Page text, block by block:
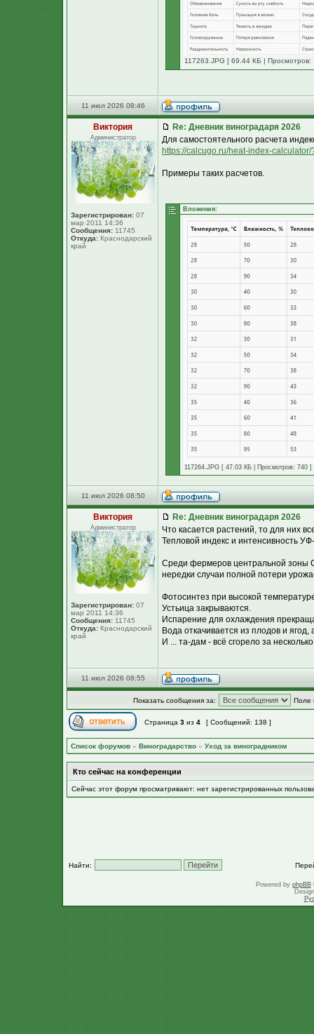
117263.JPG [ 69.44 КБ | Просмотров:
11 июл 2026 08:46
Виктория
Администратор
Зарегистрирован: 07
мар 2011 14:36
Сообщения: 11745
Откуда: Краснодарский
край
Re: Дневник виноградаря 2026
Для самостоятельного расчета
https://calcugo.ru/heat-index-
Примеры таких расчетов.
Вложения:
117264.JPG [ 47.03 КБ | Просмотров: 740 ]
11 июл 2026 08:50
Виктория
Администратор
Зарегистрирован: 07
мар 2011 14:36
Сообщения: 11745
Откуда: Краснодарский
край
Re: Дневник виноградаря 2026
Что касается растений, то для них
Тепловой индекс и интенсивность
Среди фермеров центральной зоны
нередки случаи полной потери
Фотосинтез при высокой
Устьица закрываются.
Испарение для охлаждения
Вода откачивается из плодов и ягод,
И ... та-дам - всё сгорело за
11 июл 2026 08:55
Показать сообщения за: Поле
Страница 3 из 4 [ Сообщений: 138 ]
Список форумов » Виноградарство » Уход за виноградником
Кто сейчас на конференции
Сейчас этот форум просматривают: нет зарегистрированных
Найти:
Powered by phpBB